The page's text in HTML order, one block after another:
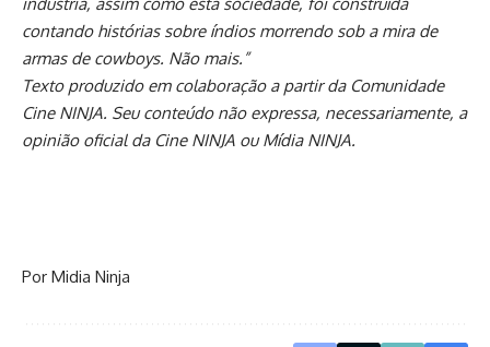
indústria, assim como esta sociedade, foi construída
contando histórias sobre índios morrendo sob a mira de
armas de cowboys. Não mais.”
Texto produzido em colaboração a partir da Comunidade
Cine NINJA. Seu conteúdo não expressa, necessariamente, a
opinião oficial da Cine NINJA ou Mídia NINJA.
Por Midia Ninja